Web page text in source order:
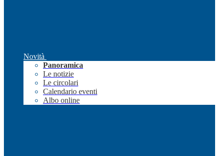
Novità
Panoramica
Le notizie
Le circolari
Calendario eventi
Albo online